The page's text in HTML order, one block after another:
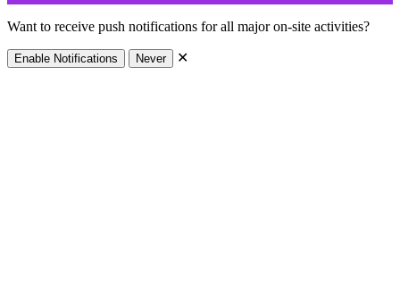
Want to receive push notifications for all major on-site activities?
Enable Notifications Never ✕